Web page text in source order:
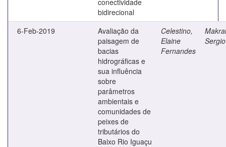
bidirecional
6-Feb-2019
Avaliação da
paisagem de
bacias
hidrográficas e
sua influência
sobre
parâmetros
ambientais e
comunidades de
peixes de
tributários do
Baixo Rio Iguaçu
Celestino,
Elaine
Fernandes
Sergio